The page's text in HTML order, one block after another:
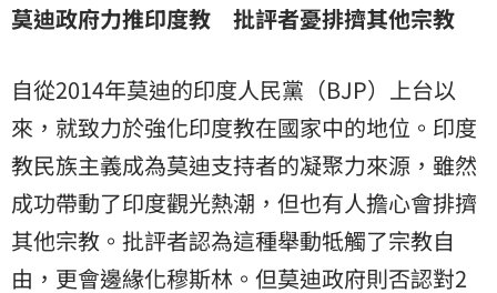
莫迪政府力推印度教 批評者憂排擠其他宗教
自從2014年莫迪的印度人民黨（BJP）上台以
來，就致力於強化印度教在國家中的地位。印度
教民族主義成為莫迪支持者的凝聚力來源，雖然
成功帶動了印度觀光熱潮，但也有人擔心會排擠
其他宗教。批評者認為這種舉動牴觸了宗教自
由，更會邊緣化穆斯林 。但莫迪政府則否認對2